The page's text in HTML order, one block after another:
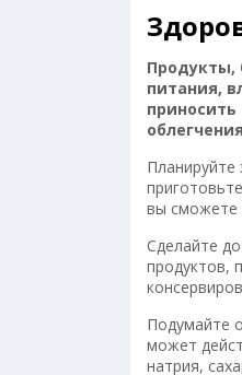
Продукты,
питания,
вы сможете
Сделайте
продуктов,
Подумайте
может
натрия,